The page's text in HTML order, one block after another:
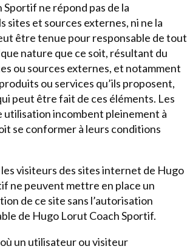
ne répond pas de la
sites et sources externes, ni ne la
être tenue pour responsable de tout
nature que ce soit, résultant du
ou sources externes, et notamment
ou services qu’ils proposent,
peut être fait de ces éléments. Les
utilisation incombent pleinement à
se conformer à leurs conditions
visiteurs des sites internet de Hugo
ne peuvent mettre en place un
de ce site sans l’autorisation
de Hugo Lorut Coach Sportif.
un utilisateur ou visiteur